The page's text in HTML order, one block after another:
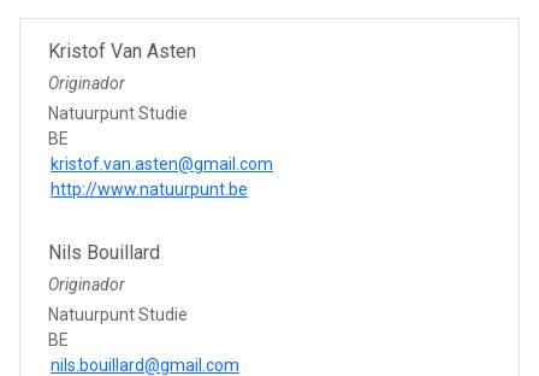
Kristof Van Asten
Originador
Natuurpunt Studie
BE
kristof.van.asten@gmail.com
http://www.natuurpunt.be
Nils Bouillard
Originador
Natuurpunt Studie
BE
nils.bouillard@gmail.com